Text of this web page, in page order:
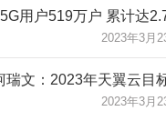
用户519万户 累计达
2023年3月
瑞文：2023年天翼云目
2023年3月